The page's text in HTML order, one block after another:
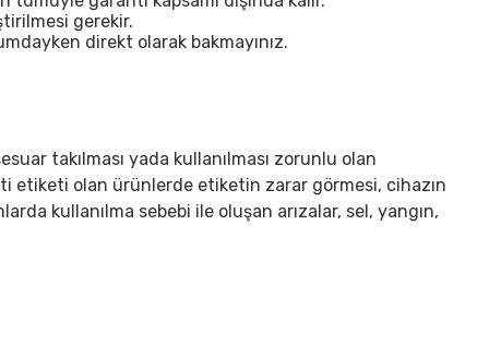
gerekir.
direkt olarak bakmayınız.
takılması yada kullanılması zorunlu olan
etiketi olan ürünlerde etiketin zarar görmesi, cihazın
kullanılma sebebi ile oluşan arızalar, sel, yangın,